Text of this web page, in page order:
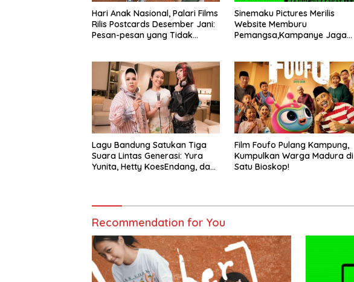
Hari Anak Nasional, Palari Films
Rilis Postcards Desember Jani:
Pesan-pesan yang Tidak
Sinemaku Pictures Merilis
Website Memburu
Pemangsa,Kampanye Jaga
Masih Terjadi
Lagu Bandung Satukan Tiga
Suara Lintas Generasi: Yura
Yunita, Hetty KoesEndang, dan
Film Foufo Pulang Kampung,
Kumpulkan Warga Madura di
Satu Bioskop!
Recommendation for You